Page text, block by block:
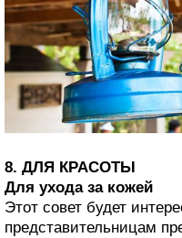
8. ДЛЯ КРАСОТЫ
Для ухода за кожей
Этот совет будет
представительницам